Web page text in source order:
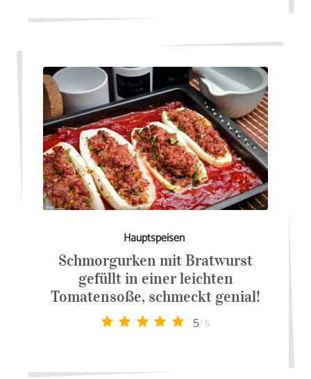
Hauptspeisen
Schmorgurken mit Bratwurst
gefüllt in einer leichten
Tomatensoße, schmeckt genial!
5/ 5